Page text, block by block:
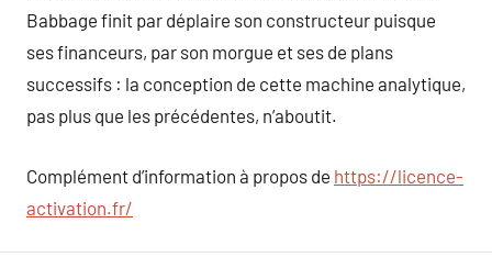
Babbage finit par déplaire son constructeur puisque
ses financeurs, par son morgue et ses de plans
successifs : la conception de cette machine analytique,
pas plus que les précédentes, n’aboutit.
Complément d’information à propos de https://licence-
activation.fr/